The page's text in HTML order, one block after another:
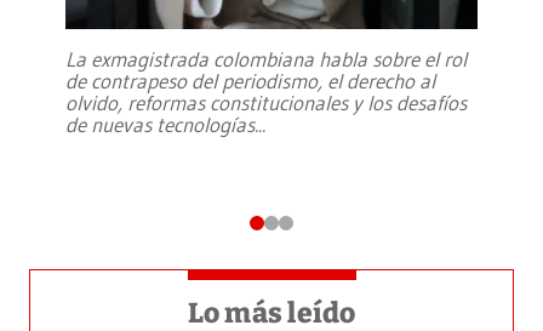
La exmagistrada colombiana habla sobre el rol
de contrapeso del periodismo, el derecho al
olvido, reformas constitucionales y los desafíos
de nuevas tecnologías...
Lo más leído